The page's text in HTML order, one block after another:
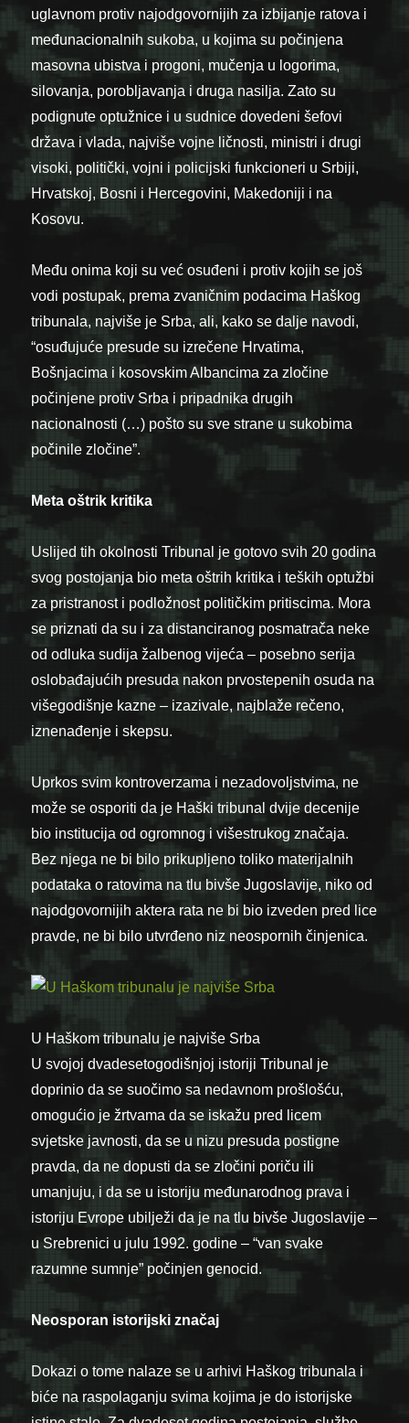
uglavnom protiv najodgovornijih za izbijanje ratova i
međunacionalnih sukoba, u kojima su počinjena
masovna ubistva i progoni, mučenja u logorima,
silovanja, porobljavanja i druga nasilja. Zato su
podignute optužnice i u sudnice dovedeni šefovi
država i vlada, najviše vojne ličnosti, ministri i drugi
visoki, politički, vojni i policijski funkcioneri u Srbiji,
Hrvatskoj, Bosni i Hercegovini, Makedoniji i na
Kosovu.
Među onima koji su već osuđeni i protiv kojih se još
vodi postupak, prema zvaničnim podacima Haškog
tribunala, najviše je Srba, ali, kako se dalje navodi,
“osuđujuće presude su izrečene Hrvatima,
Bošnjacima i kosovskim Albancima za zločine
počinjene protiv Srba i pripadnika drugih
nacionalnosti (…) pošto su sve strane u sukobima
počinile zločine”.
Meta oštrik kritika
Uslijed tih okolnosti Tribunal je gotovo svih 20 godina
svog postojanja bio meta oštrih kritika i teških optužbi
za pristranost i podložnost političkim pritiscima. Mora
se priznati da su i za distanciranog posmatrača neke
od odluka sudija žalbenog vijeća – posebno serija
oslobađajućih presuda nakon prvostepenih osuda na
višegodišnje kazne – izazivale, najblaže rečeno,
iznenađenje i skepsu.
Uprkos svim kontroverzama i nezadovoljstvima, ne
može se osporiti da je Haški tribunal dvije decenije
bio institucija od ogromnog i višestrukog značaja.
Bez njega ne bi bilo prikupljeno toliko materijalnih
podataka o ratovima na tlu bivše Jugoslavije, niko od
najodgovornijih aktera rata ne bi bio izveden pred lice
pravde, ne bi bilo utvrđeno niz neospornih činjenica.
U Haškom tribunalu je najviše Srba
U svojoj dvadesetogodišnjoj istoriji Tribunal je
doprinio da se suočimo sa nedavnom prošlošću,
omogućio je žrtvama da se iskažu pred licem
svjetske javnosti, da se u nizu presuda postigne
pravda, da ne dopusti da se zločini poriču ili
umanjuju, i da se u istoriju međunarodnog prava i
istoriju Evrope ubilježi da je na tlu bivše Jugoslavije –
u Srebrenici u julu 1992. godine – “van svake
razumne sumnje” počinjen genocid.
Neosporan istorijskiznačaj
Dokazi o tome nalaze se u arhivi Haškog tribunala i
biće na raspolaganju svima kojima je do istorijske